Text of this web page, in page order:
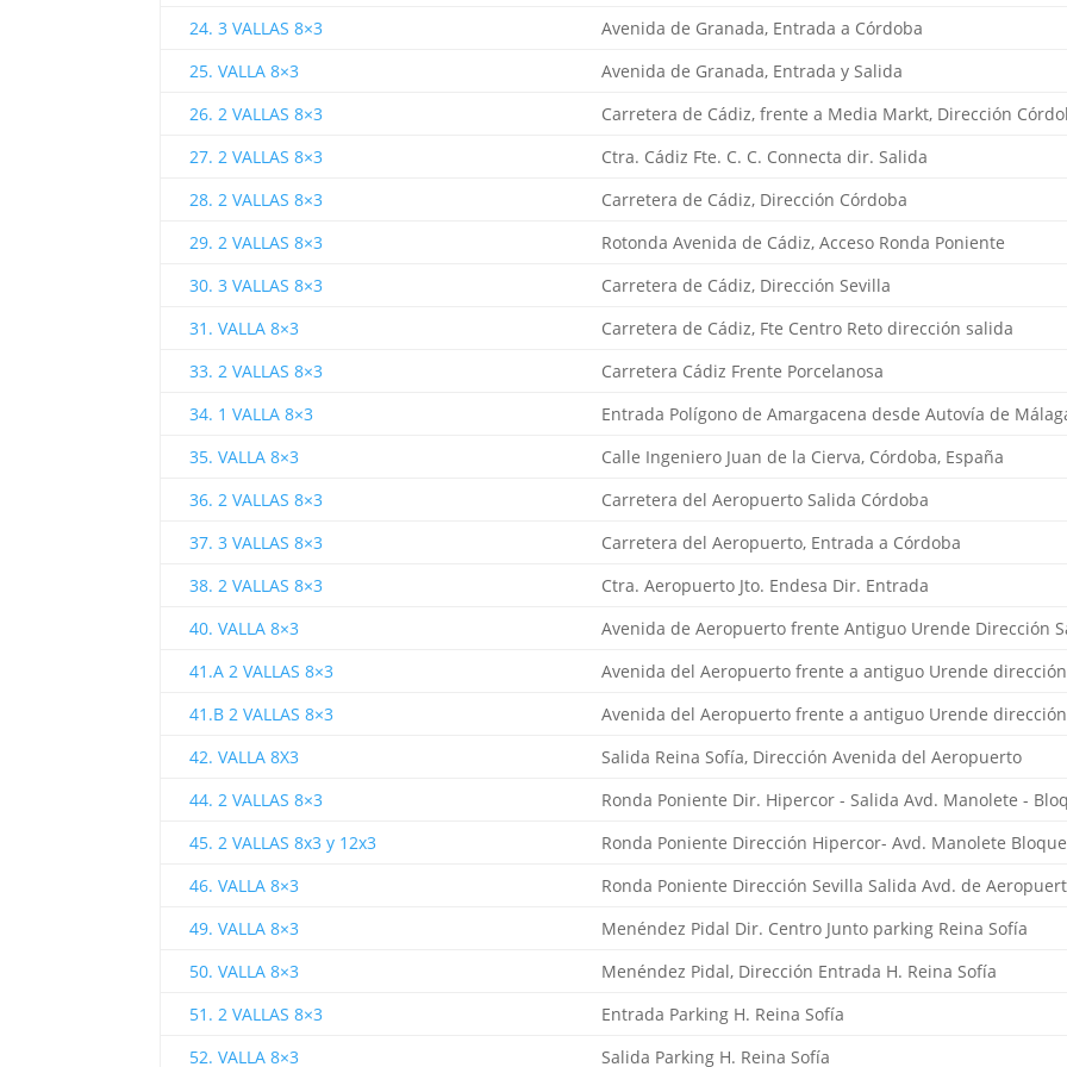
24. 3 VALLAS 8×3
Avenida de Granada, Entrada a Córdoba
25. VALLA 8×3
Avenida de Granada, Entrada y Salida
26. 2 VALLAS 8×3
Carretera de Cádiz, frente a Media Markt, Dirección
27. 2 VALLAS 8×3
Ctra. Cádiz Fte. C. C. Connecta dir. Salida
28. 2 VALLAS 8×3
Carretera de Cádiz, Dirección Córdoba
29. 2 VALLAS 8×3
Rotonda Avenida de Cádiz, Acceso Ronda Poniente
30. 3 VALLAS 8×3
Carretera de Cádiz, Dirección Sevilla
31. VALLA 8×3
Carretera de Cádiz, Fte Centro Reto dirección salida
33. 2 VALLAS 8×3
Carretera Cádiz Frente Porcelanosa
34. 1 VALLA 8×3
Entrada Polígono de Amargacena desde Autovía de
35. VALLA 8×3
Calle Ingeniero Juan de la Cierva, Córdoba, España
36. 2 VALLAS 8×3
Carretera del Aeropuerto Salida Córdoba
37. 3 VALLAS 8×3
Carretera del Aeropuerto, Entrada a Córdoba
38. 2 VALLAS 8×3
Ctra. Aeropuerto Jto. Endesa Dir. Entrada
40. VALLA 8×3
Avenida de Aeropuerto frente Antiguo Urende Dirección
41.A 2 VALLAS 8×3
Avenida del Aeropuerto frente a antiguo Urende
41.B 2 VALLAS 8×3
Avenida del Aeropuerto frente a antiguo Urende
42. VALLA 8X3
Salida Reina Sofía, Dirección Avenida del Aeropuerto
44. 2 VALLAS 8×3
Ronda Poniente Dir. Hipercor - Salida Avd. Manolete -
45. 2 VALLAS 8x3 y 12x3
Ronda Poniente Dirección Hipercor- Avd. Manolete Bloque
46. VALLA 8×3
Ronda Poniente Dirección Sevilla Salida Avd. de
49. VALLA 8×3
Menéndez Pidal Dir. Centro Junto parking Reina Sofía
50. VALLA 8×3
Menéndez Pidal, Dirección Entrada H. Reina Sofía
51. 2 VALLAS 8×3
Entrada Parking H. Reina Sofía
52. VALLA 8×3
Salida Parking H. Reina Sofía